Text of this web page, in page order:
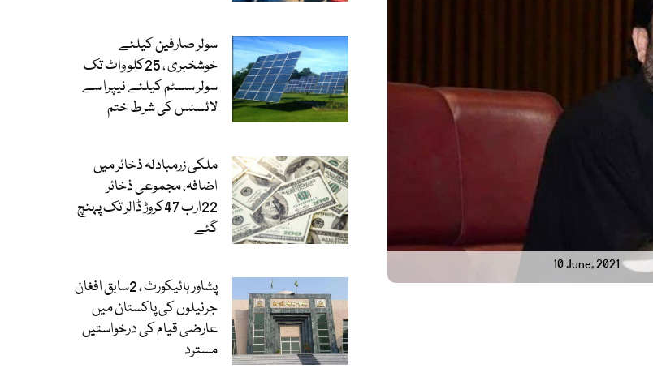
سولر صارفین کیلئے
خوشخبری ، 25کلو واٹ تک
سولر سسٹم کیلئے نیپرا سے
لائسنس کی شرط ختم
ملکی زرمبادلہ ذخائر میں
اضافہ، مجموعی ذخائر
22ارب 47کروڑ ڈالر تک پہنچ
گئے
پشاور ہائیکورٹ ، 2سابق افغان
جرنیلوں کی پاکستان میں
عارضی قیام کی درخواستیں
مسترد
10 June, 2021